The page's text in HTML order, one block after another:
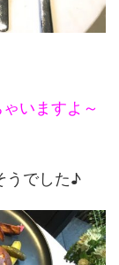
いますよ～
うでした♪